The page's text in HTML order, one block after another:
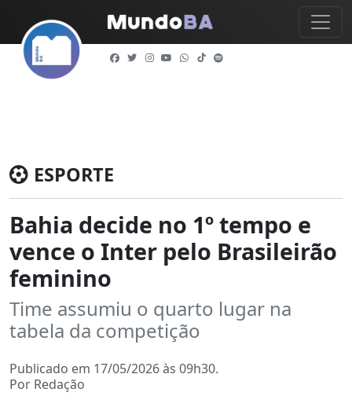
ESPORTE
Bahia decide no 1º tempo e
vence o Inter pelo Brasileirão
feminino
Time assumiu o quarto lugar na
tabela da competição
Publicado em 17/05/2026 às 09h30.
Por Redação